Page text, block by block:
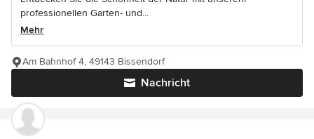
professionellen Garten- und...
Mehr
Nachricht
Am Bahnhof 4, 49143 Bissendorf